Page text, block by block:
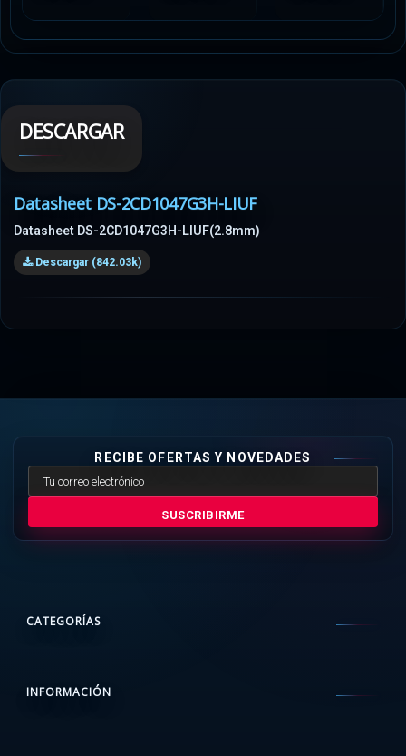
DESCARGAR
Datasheet DS-2CD1047G3H-LIUF
Datasheet DS-2CD1047G3H-LIUF(2.8mm)
Descargar (842.03k)
RECIBE OFERTAS Y NOVEDADES
SUSCRIBIRME
CATEGORÍAS
INFORMACIÓN